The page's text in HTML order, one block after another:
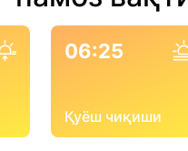
06:25
Қуёш чиқиши